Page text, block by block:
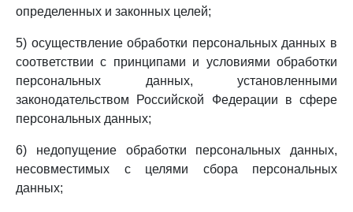
определенных и законных целей;
5) осуществление обработки персональных данных в
соответствии с принципами и условиями обработки
персональных данных, установленными
законодательством Российской Федерации в сфере
персональных данных;
6) недопущение обработки персональных данных,
несовместимых с целями сбора персональных
данных;